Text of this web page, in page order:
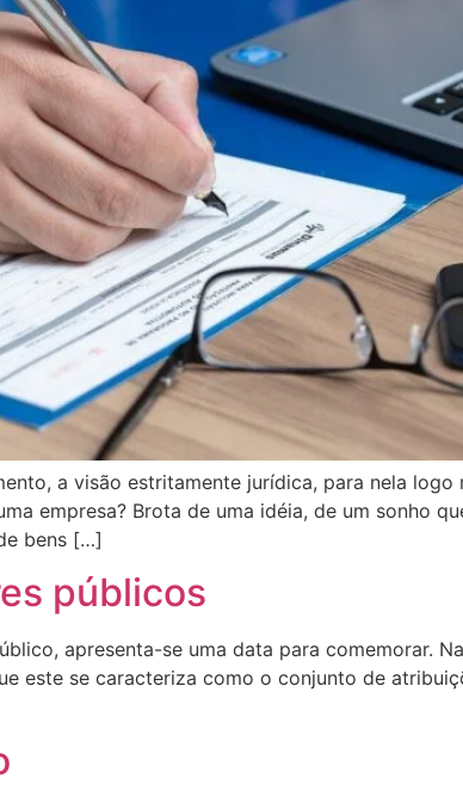
a visão estritamente jurídica, para nela
empresa? Brota de uma idéia, de um sonho
bens […]
públicos
apresenta-se uma data para comemorar.
este se caracteriza como o conjunto de